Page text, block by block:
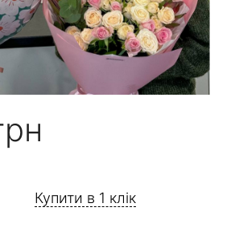
Купити в 1 клік